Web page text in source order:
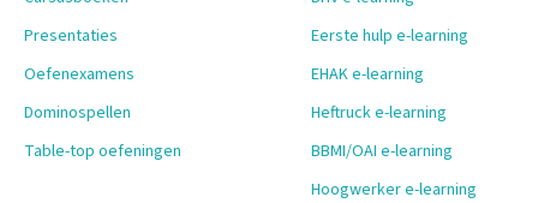
Presentaties
Oefenexamens
Dominospellen
Table-top oefeningen
Eerste hulp e-learning
EHAK e-learning
Heftruck e-learning
BBMI/OAI e-learning
Hoogwerker e-learning